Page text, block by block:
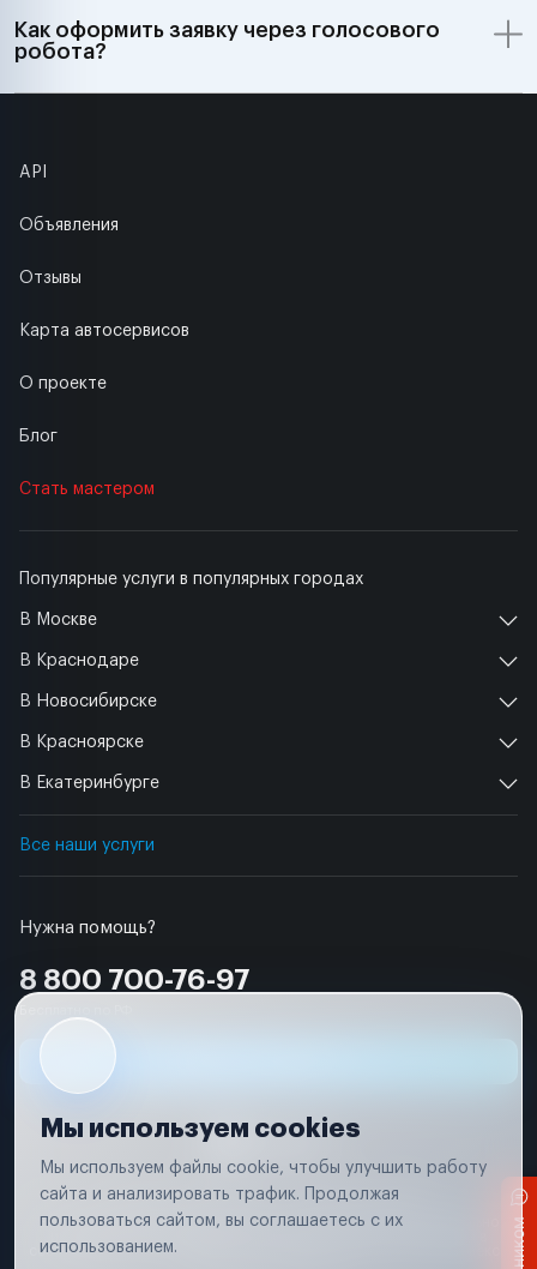
Как оформить заявку через голосового
робота?
Нужна помощь?
8 800 700-76-97
Популярные услуги в популярных городах
В Москве
В Краснодаре
В Новосибирске
В Красноярске
В Екатеринбурге
Все наши услуги
API
Объявления
Отзывы
Карта автосервисов
О проекте
Блог
Стать мастером
Условия использования
Удаление аккаунта
Вся информация, представленная на сайте, носит исключительно
соответствии с положениями статьи 437 (п. 2) Гражданского кодекса
Мы используем cookies
Мы используем файлы cookie, чтобы улучшить работу
сайта и анализировать трафик. Продолжая
пользоваться сайтом, вы соглашаетесь с их
использованием.